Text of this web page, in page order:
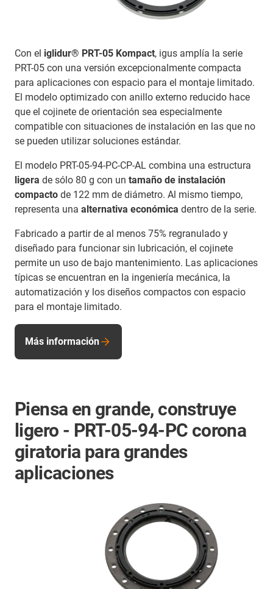
Con el iglidur® PRT-05 Kompact, igus amplía la serie
PRT-05 con una versión excepcionalmente compacta
para aplicaciones con espacio para el montaje limitado.
El modelo optimizado con anillo externo reducido hace
que el cojinete de orientación sea especialmente
compatible con situaciones de instalación en las que no
se pueden utilizar soluciones estándar.
El modelo PRT-05-94-PC-CP-AL combina una estructura
ligera de sólo 80 g con un tamaño de instalación
compacto de 122 mm de diámetro. Al mismo tiempo,
representa una alternativa económica dentro de la serie.
Fabricado a partir de al menos 75% regranulado y
diseñado para funcionar sin lubricación, el cojinete
permite un uso de bajo mantenimiento. Las aplicaciones
típicas se encuentran en la ingeniería mecánica, la
automatización y los diseños compactos con espacio
para el montaje limitado.
Más información
Piensa en grande, construye
ligero - PRT-05-94-PC corona
giratoria para grandes
aplicaciones